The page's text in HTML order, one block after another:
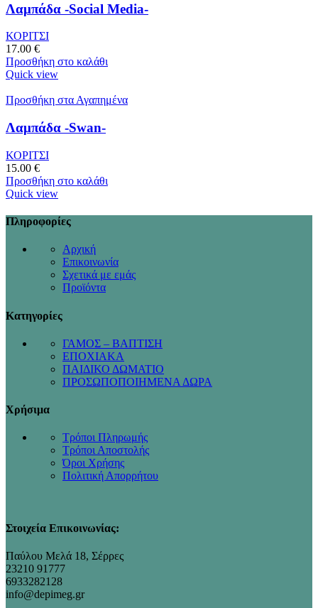
Λαμπάδα -Social Media-
ΚΟΡΙΤΣΙ
17.00 €
Προσθήκη στο καλάθι
Quick view
Προσθήκη στα Αγαπημένα
Λαμπάδα -Swan-
ΚΟΡΙΤΣΙ
15.00 €
Προσθήκη στο καλάθι
Quick view
Πληροφορίες
Αρχική
Επικοινωνία
Σχετικά με εμάς
Προϊόντα
Κατηγορίες
ΓΑΜΟΣ – ΒΑΠΤΙΣΗ
ΕΠΟΧΙΑΚΑ
ΠΑΙΔΙΚΟ ΔΩΜΑΤΙΟ
ΠΡΟΣΩΠΟΠΟΙΗΜΕΝΑ ΔΩΡΑ
Χρήσιμα
Τρόποι Πληρωμής
Τρόποι Αποστολής
Όροι Χρήσης
Πολιτική Απορρήτου
Στοιχεία Επικοινωνίας:
Παύλου Μελά 18, Σέρρες
23210 91777
6933282128
info@depimeg.gr